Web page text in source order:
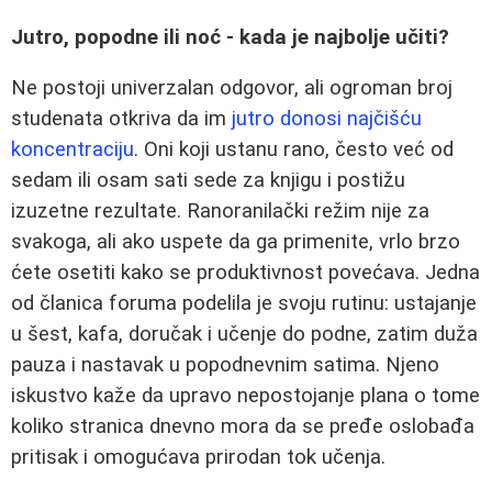
Jutro, popodne ili noć - kada je najbolje učiti?
Ne postoji univerzalan odgovor, ali ogroman broj
studenata otkriva da im jutro donosi najčišću
koncentraciju. Oni koji ustanu rano, često već od
sedam ili osam sati sede za knjigu i postižu
izuzetne rezultate. Ranoranilački režim nije za
svakoga, ali ako uspete da ga primenite, vrlo brzo
ćete osetiti kako se produktivnost povećava. Jedna
od članica foruma podelila je svoju rutinu: ustajanje
u šest, kafa, doručak i učenje do podne, zatim duža
pauza i nastavak u popodnevnim satima. Njeno
iskustvo kaže da upravo nepostojanje plana o tome
koliko stranica dnevno mora da se pređe oslobađa
pritisak i omogućava prirodan tok učenja.